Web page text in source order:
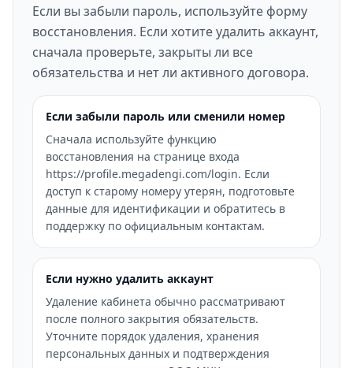
Если вы забыли пароль, используйте форму
восстановления. Если хотите удалить аккаунт,
сначала проверьте, закрыты ли все
обязательства и нет ли активного договора.
Если забыли пароль или сменили номер
Сначала используйте функцию
восстановления на странице входа
https://profile.megadengi.com/login. Если
доступ к старому номеру утерян, подготовьте
данные для идентификации и обратитесь в
поддержку по официальным контактам.
Если нужно удалить аккаунт
Удаление кабинета обычно рассматривают
после полного закрытия обязательств.
Уточните порядок удаления, хранения
персональных данных и подтверждения